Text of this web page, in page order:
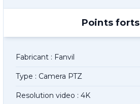
Points forts
Fabricant : Fanvil
Type : Camera PTZ
Resolution video : 4K